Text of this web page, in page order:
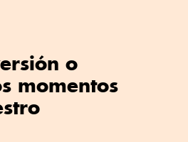
o
momentos